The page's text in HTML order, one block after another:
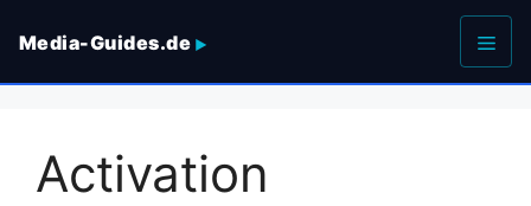
Inhalt
Media-Guides.de
Menü
Activation